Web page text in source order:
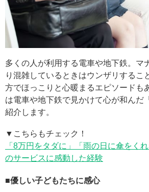
多くの人が利用する電車や地下鉄。マ
り混雑しているときはウンザリするこ
方でほっこりと心暖まるエピソードも
は電車や地下鉄で見かけて心が和んだ
紹介します。
▼こちらもチェック！
「8万円をタダに」「雨の日に傘をく
のサービスに感動した経験
■優しい子どもたちに感心